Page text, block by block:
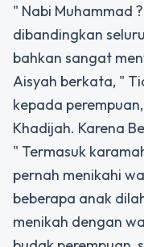
" Nabi Muhammad
dibandingkan
bahkan sangat
Aisyah berkata, "
kepada
Khadijah. Karena
" Termasuk
pernah menikahi
beberapa anak
menikah dengan